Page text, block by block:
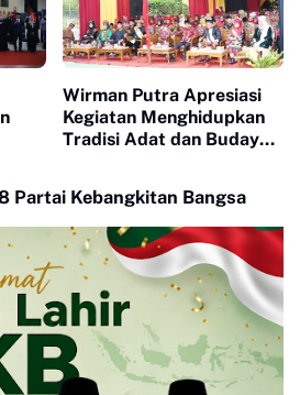
Wirman Putra Apresiasi
Kegiatan Menghidupkan
Tradisi Adat dan Budaya
Partai Kebangkitan Bangsa